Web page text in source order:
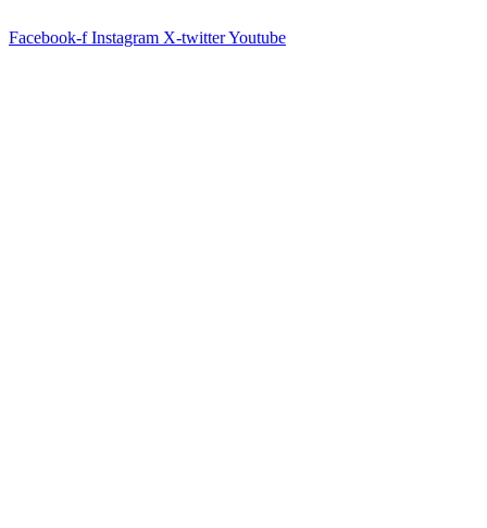
para
Facebook-f Instagram X-twitterYoutube